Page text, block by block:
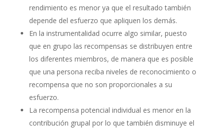
rendimiento es menor ya que el resultado también
depende del esfuerzo que apliquen los demás.
En la instrumentalidad ocurre algo similar, puesto
que en grupo las recompensas se distribuyen entre
los diferentes miembros, de manera que es posible
que una persona reciba niveles de reconocimiento o
recompensa que no son proporcionales a su
esfuerzo.
La recompensa potencial individual es menor en la
contribución grupal por lo que también disminuye el